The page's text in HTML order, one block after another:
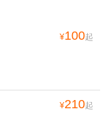
¥100起
¥210起